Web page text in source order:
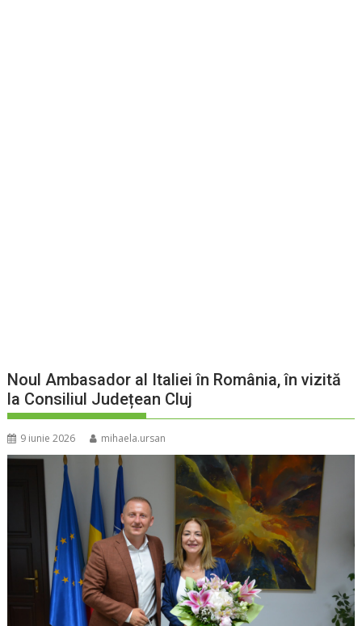
Noul Ambasador al Italiei în România, în vizită
la Consiliul Județean Cluj
9 iunie 2026 mihaela.ursan